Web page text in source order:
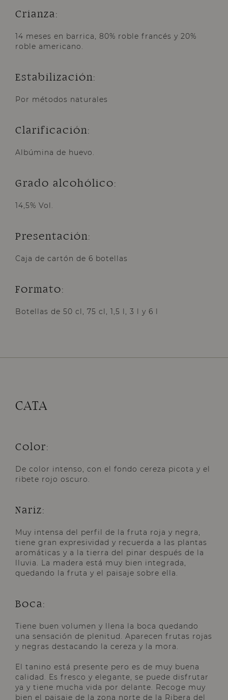
Crianza:
14 meses en barrica, 80% roble francés y 20%
roble americano.
Estabilización:
Por métodos naturales
Clarificación:
Albúmina de huevo.
Grado alcohólico:
14,5% Vol.
Presentación:
Caja de cartón de 6 botellas
Formato:
Botellas de 50 cl, 75 cl, 1,5 l, 3 l y 6 l
CATA
Color:
De color intenso, con el fondo cereza picota y el
ribete rojo oscuro.
Nariz:
Muy intensa del perfil de la fruta roja y negra,
tiene gran expresividad y recuerda a las plantas
aromáticas y a la tierra del pinar después de la
lluvia. La madera está muy bien integrada,
quedando la fruta y el paisaje sobre ella.
Boca:
Tiene buen volumen y llena la boca quedando
una sensación de plenitud. Aparecen frutas rojas
y negras destacando la cereza y la mora.
El tanino está presente pero es de muy buena
calidad. Es fresco y elegante, se puede disfrutar
ya y tiene mucha vida por delante. Recoge muy
bien el paisaje de la zona norte de la Ribera del